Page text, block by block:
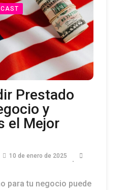
Prestado
y
el Mejor
10 de enero de 2025
para tu negocio puede